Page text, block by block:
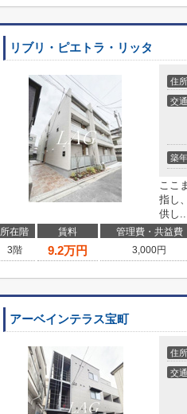
リブリ・ピエトラ・リッタ
住所
交通
築年
ここ
指し
供し
所在階 賃料 管理費・共益費
3階
9.2万円 3,000円
アーベインテラス宝町
住所
交通